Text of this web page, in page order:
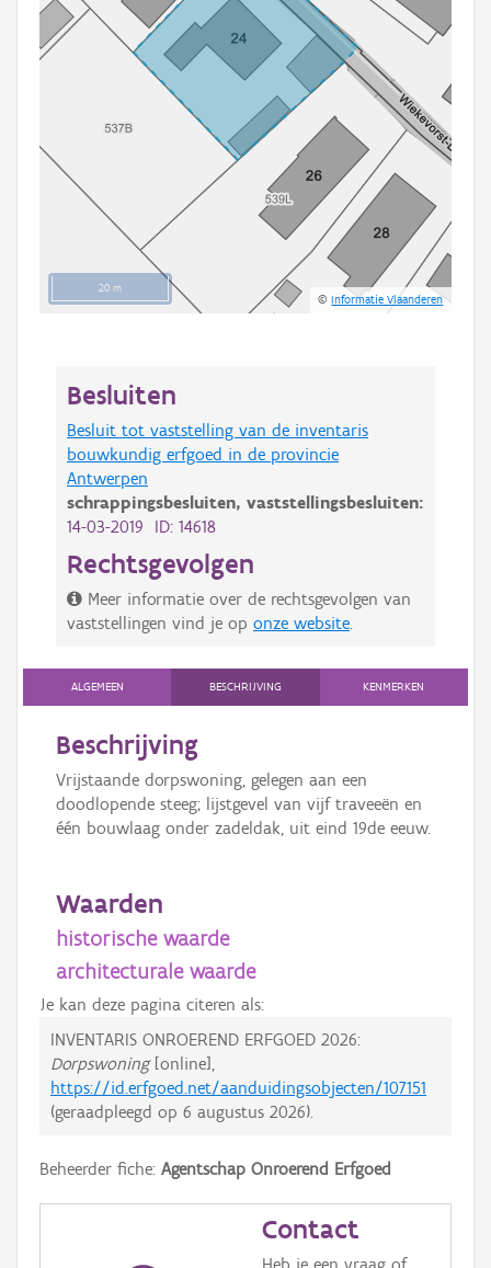
20 m
©Informatie Vlaanderen
Besluiten
Besluit tot vaststelling van de inventaris
bouwkundig erfgoed in de provincie
Antwerpen
schrappingsbesluiten, vaststellingsbesluiten:
14-03-2019 ID: 14618
Rechtsgevolgen
Meer informatie over de rechtsgevolgen van
vaststellingen vind je op onze website
ALGEMEEN BESCHRIJVING KENMERKEN
Beschrijving
Vrijstaande dorpswoning, gelegen aan een
doodlopende steeg; lijstgevel van vijf traveeën en
één bouwlaag onder zadeldak, uit eind 19de eeuw.
Waarden
historische waarde
architecturale waarde
Je kan deze pagina citeren als:
INVENTARIS ONROEREND ERFGOED 2026:
Dorpswoning[online],
https://id.erfgoed.net/aanduidingsobjecten/107151
(geraadpleegd op 6 augustus 2026).
Beheerder fiche: Agentschap Onroerend Erfgoed
Contact